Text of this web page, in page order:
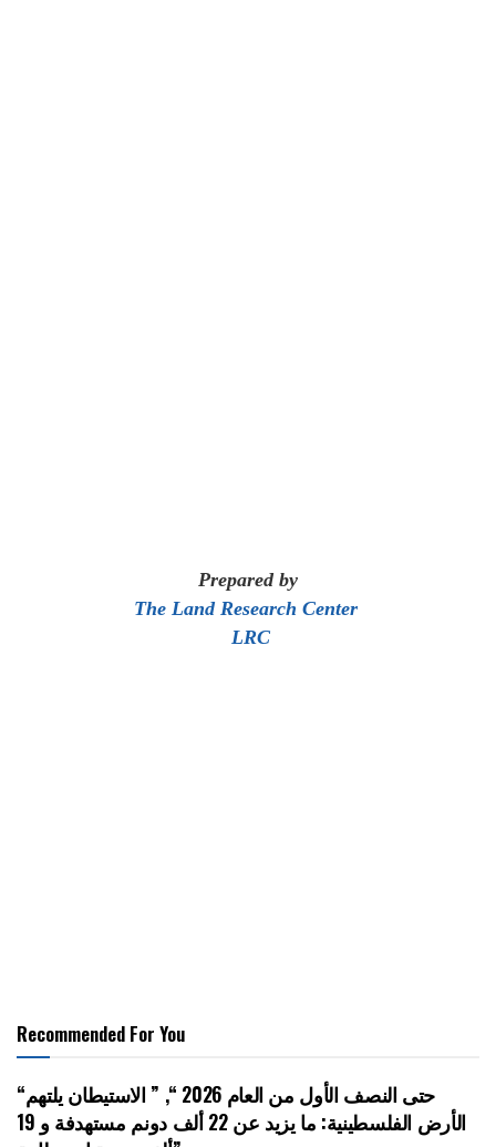
Prepared by
The Land Research Center
LRC
Recommended For You
“حتى النصف الأول من العام 2026 “, ” الاستيطان يلتهم
الأرض الفلسطينية: ما يزيد عن 22 ألف دونم مستهدفة و 19